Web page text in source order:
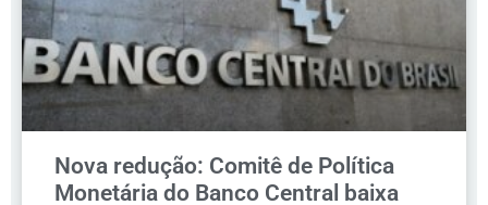
Nova redução: Comitê de Política
Monetária do Banco Central baixa